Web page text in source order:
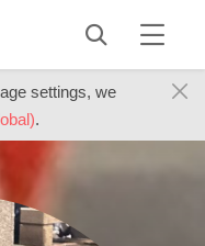
settings, we
.